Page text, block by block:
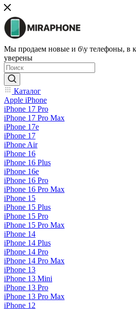
Мы продаем новые и б\у телефоны, в
уверены
Каталог
Apple iPhone
iPhone 17 Pro
iPhone 17 Pro Max
iPhone 17e
iPhone 17
iPhone Air
iPhone 16
iPhone 16 Plus
iPhone 16e
iPhone 16 Pro
iPhone 16 Pro Max
iPhone 15
iPhone 15 Plus
iPhone 15 Pro
iPhone 15 Pro Max
iPhone 14
iPhone 14 Plus
iPhone 14 Pro
iPhone 14 Pro Max
iPhone 13
iPhone 13 Mini
iPhone 13 Pro
iPhone 13 Pro Max
iPhone 12